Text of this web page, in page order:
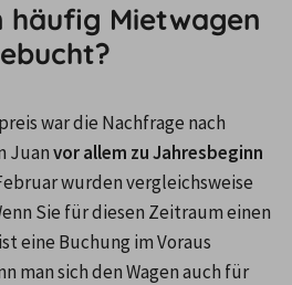
häufig Mietwagen
war die Nachfrage nach
Juan vor allem zu Jahresbeginn
wurden vergleichsweise
Sie für diesen Zeitraum einen
eine Buchung im Voraus
man sich den Wagen auch für